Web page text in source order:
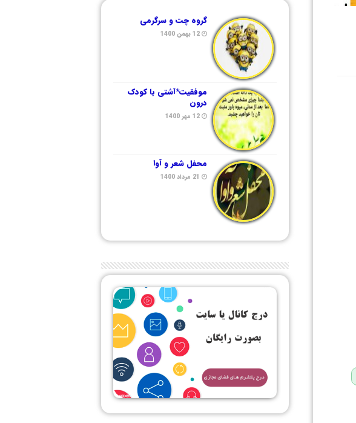
گروه چت و سرگرمی
12 بهمن 1400
موفقیت*آشتی با کودک
درون
12 مهر 1400
محفل شعر و آوا
21 مرداد 1400